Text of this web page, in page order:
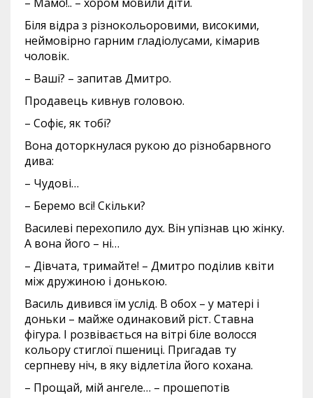
Біля відра з різнокольоровими, високими,
неймовірно гарним гладіолусами, кімарив
чоловік.
– Ваші? – запитав Дмитро.
Продавець кивнув головою.
– Софіє, як тобі?
Вона доторкнулася рукою до різнобарвного
дива:
– Чудові…
– Беремо всі! Скільки?
Василеві перехопило дух. Він упізнав цю жінку.
А вона його – ні…
– Дівчата, тримайте! – Дмитро поділив квіти
між дружиною і донькою.
Василь дивився їм услід. В обох – у матері і
доньки – майже одинаковий ріст. Ставна
фігура. І розвівається на вітрі біле волосся
кольору стиглої пшениці. Пригадав ту
серпневу ніч, в яку відлетіла його кохана.
– Прощай, мій ангеле… – прошепотів